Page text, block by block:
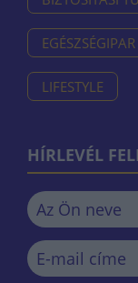
EGÉSZSÉGIPAR
LIFESTYLE
HÍRLEVÉL